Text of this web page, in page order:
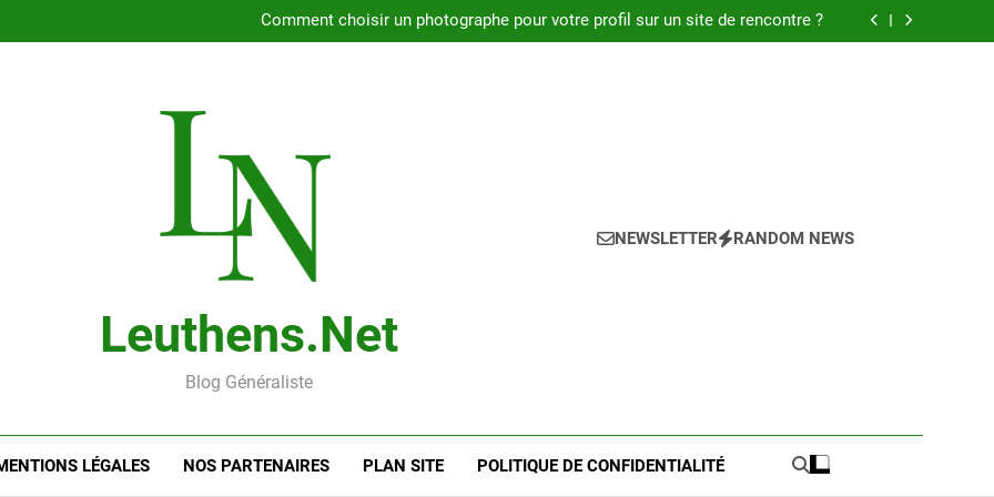
Comment choisir un photographe pour votre profil sur un site de rencontre ?
Guide pratique pour l’achat de LMNP d’occasion
Leuthens.net
Blog Généraliste
NEWSLETTER RANDOM NEWS
LÉGALES NOS PARTENAIRES PLAN SITE POLITIQUE DE CONFIDENTIALITÉ